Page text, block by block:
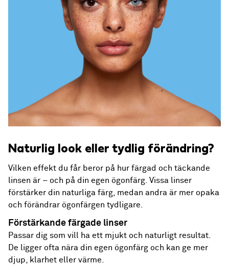
Naturlig look eller tydlig förändring?
Vilken effekt du får beror på hur färgad och täckande
linsen är – och på din egen ögonfärg. Vissa linser
förstärker din naturliga färg, medan andra är mer opaka
och förändrar ögonfärgen tydligare.
Förstärkande färgade linser
Passar dig som vill ha ett mjukt och naturligt resultat.
De ligger ofta nära din egen ögonfärg och kan ge mer
djup, klarhet eller värme.